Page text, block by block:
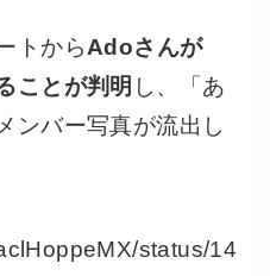
トからAdoさんが
ことが判明 し、「あ
ンバー写真が流出し
status/14